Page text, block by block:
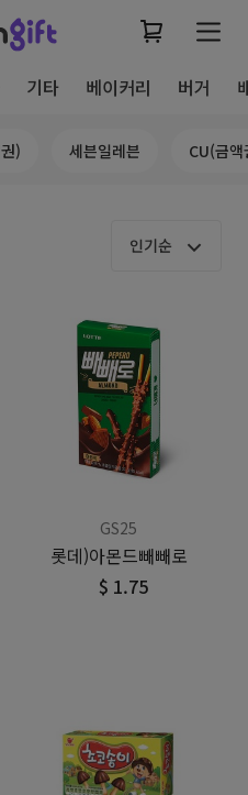
기타 베이커리 버거
) 세븐일레븐 CU(금액
인기순
GS25
롯데)아몬드빼빼로
$ 1.75